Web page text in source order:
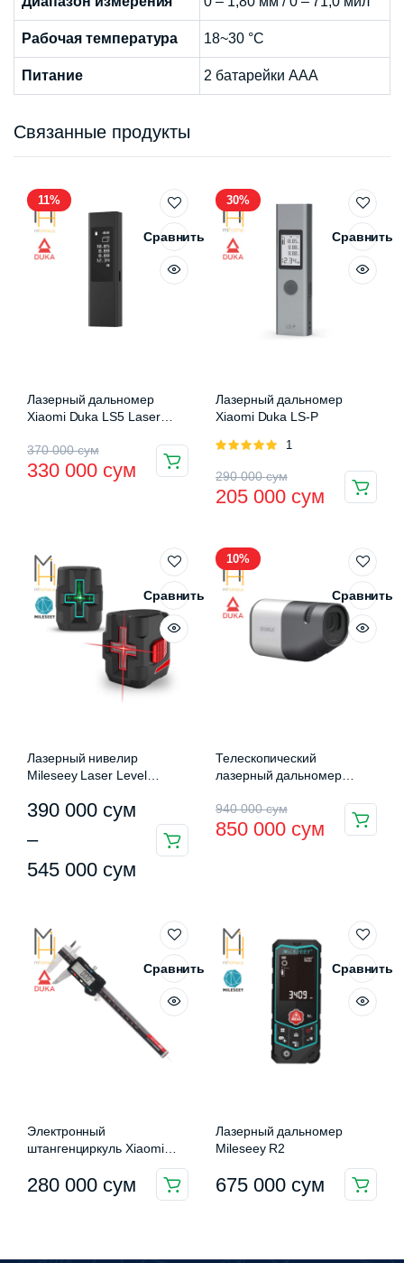
Рабочая температура 18~30 °С
Питание 2 батарейки ААА
Связанные продукты
11%
Сравнить
Лазерный дальномер
Xiaomi Duka LS5 Laser
370 000сум
Первоначальная
цена
000 сум.
330 000 сум
Текущая
цена:
30%
Сравнить
Лазерный дальномер
Xiaomi Duka LS-P
Оценка
1
290 000сум
Первоначальная
цена
290
000 сум.
205 000 сум
Текущая
цена:
000 сум.
Сравнить
Лазерный нивелир
Mileseey Laser Level
390 000 сум
–
545 000 сум
Диапазон
цен:
390
–
545
000 сум
товар
вариаций.
Опции
можно
10%
Сравнить
Телескопический
лазерный дальномер
940 000сум
Первоначальная
цена
000 сум.
850 000 сум
Текущая
цена:
Сравнить
Электронный
штангенциркуль Xiaomi
280 000 сум
Сравнить
Лазерный дальномер
Mileseey R2
675 000 сум